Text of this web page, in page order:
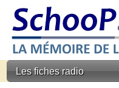
Les fiches radio